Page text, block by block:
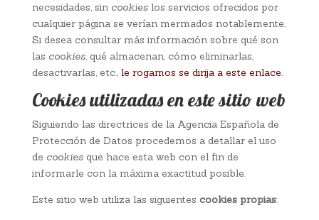
necesidades, sin cookieslos servicios ofrecidos por
cualquier página se verían mermados notablemente.
Si desea consultar más información sobre qué son
las cookies, qué almacenan, cómo eliminarlas,
desactivarlas, etc., le rogamos se dirija a este enlace.
Cookies utilizadas en este sitio web
Siguiendo las directrices de la Agencia Española de
Protección de Datos procedemos a detallar el uso
de cookiesque hace esta web con el fin de
informarle con la máxima exactitud posible.
Este sitio web utiliza las siguientes cookies propias: